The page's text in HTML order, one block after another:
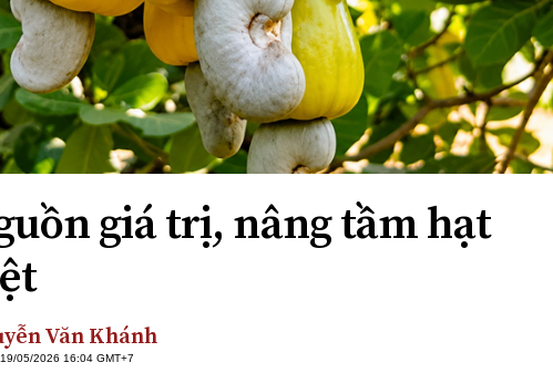
giá trị, nâng tầm hạt
Văn Khánh
05/2026 16:04 GMT+7